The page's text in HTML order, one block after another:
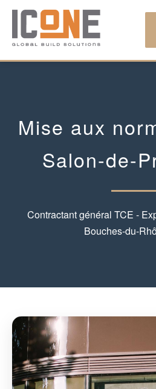
Mise aux
Salon-de-
Contractant général TCE -
Bouches-du-